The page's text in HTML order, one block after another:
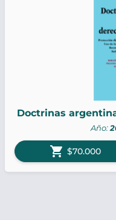
Doctrinas
Año:
shopping_cart $70.000